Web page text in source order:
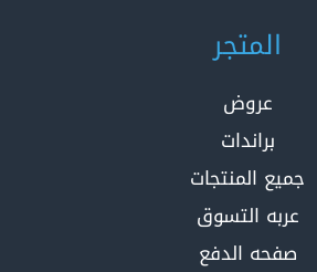
المتجر
عروض
براندات
جميع المنتجات
عربه التسوق
صفحه الدفع